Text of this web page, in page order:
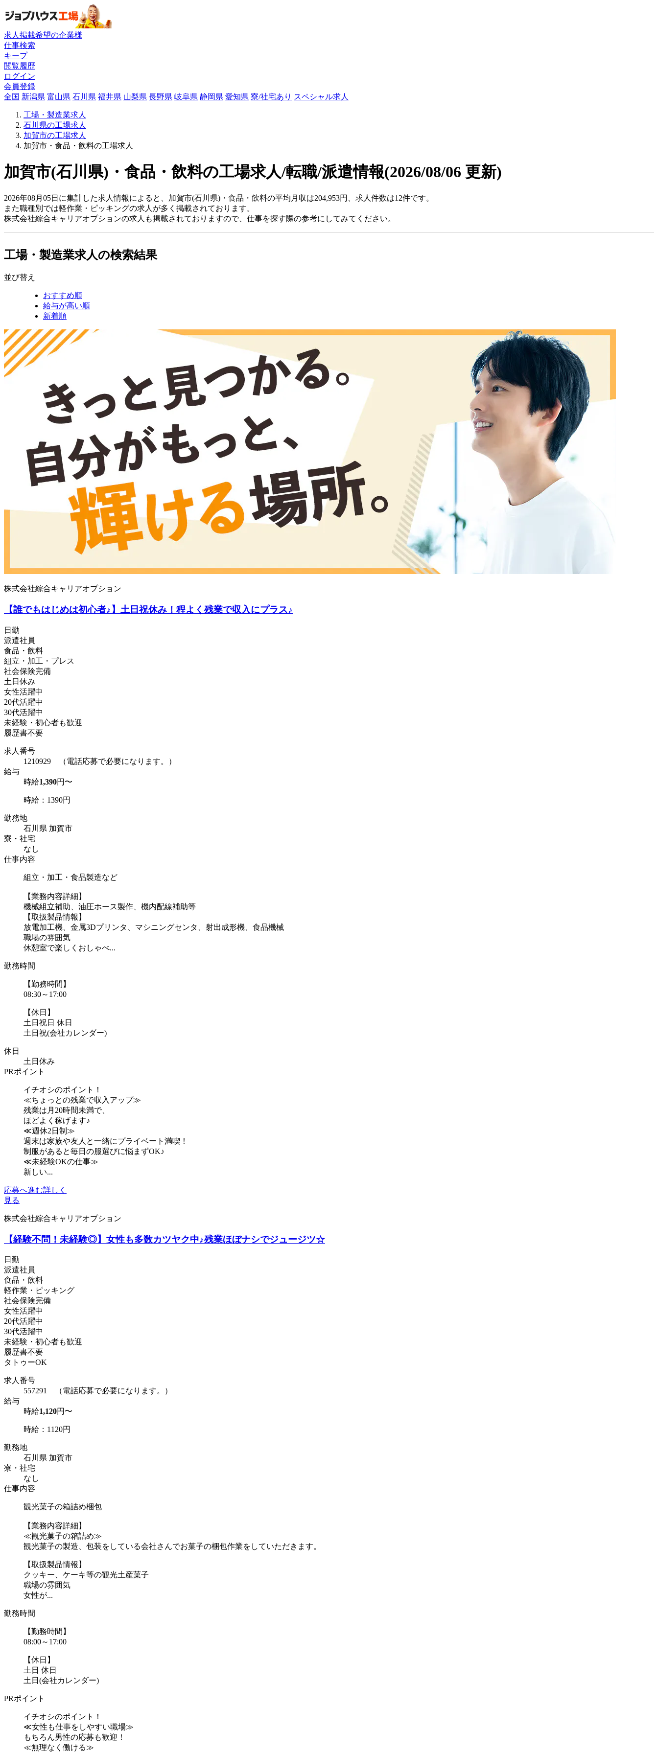
求人掲載希望の企業様
仕事検索
キープ
閲覧履歴
ログイン
会員登録
全国 新潟県 富山県 石川県 福井県 山梨県 長野県 岐阜県 静岡県 愛知県 寮/社宅あり スペシャル求人
工場・製造業求人
石川県の工場求人
加賀市の工場求人
加賀市・食品・飲料の工場求人
加賀市(石川県)・食品・飲料の工場求人/転職/派遣情報(2026/08/06 更新)
2026年08月05日に集計した求人情報によると、加賀市(石川県)・食品・飲料の平均月収は204,953円、求人件数は12件です。
また職種別では軽作業・ピッキングの求人が多く掲載されております。
株式会社綜合キャリアオプションの求人も掲載されておりますので、仕事を探す際の参考にしてみてください。
工場・製造業求人の検索結果
並び替え
おすすめ順
給与が高い順
新着順
株式会社綜合キャリアオプション
【誰でもはじめは初心者♪】土日祝休み！程よく残業で収入にプラス♪
日勤
派遣社員
食品・飲料
組立・加工・プレス
社会保険完備
土日休み
女性活躍中
20代活躍中
30代活躍中
未経験・初心者も歓迎
履歴書不要
求人番号
1210929 （電話応募で必要になります。）
給与
時給1,390円〜
時給：1390円
勤務地
石川県 加賀市
寮・社宅
なし
仕事内容
組立・加工・食品製造など
【業務内容詳細】
機械組立補助、油圧ホース製作、機内配線補助等
【取扱製品情報】
放電加工機、金属3Dプリンタ、マシニングセンタ、射出成形機、食品機械
職場の雰囲気
休憩室で楽しくおしゃべ...
勤務時間
【勤務時間】
08:30～17:00
【休日】
土日祝日 休日
土日祝(会社カレンダー)
休日
土日休み
PRポイント
イチオシのポイント！
≪ちょっとの残業で収入アップ≫
残業は月20時間未満で、
ほどよく稼げます♪
≪週休2日制≫
週末は家族や友人と一緒にプライベート満喫！
制服があると毎日の服選びに悩まずOK♪
≪未経験OKの仕事≫
新しい...
応募へ進む詳しく
見る
株式会社綜合キャリアオプション
【経験不問！未経験◎】女性も多数カツヤク中♪残業ほぼナシでジュージツ☆
日勤
派遣社員
食品・飲料
軽作業・ピッキング
社会保険完備
女性活躍中
20代活躍中
30代活躍中
未経験・初心者も歓迎
履歴書不要
タトゥーOK
求人番号
557291 （電話応募で必要になります。）
給与
時給1,120円〜
時給：1120円
勤務地
石川県 加賀市
寮・社宅
なし
仕事内容
観光菓子の箱詰め梱包
【業務内容詳細】
≪観光菓子の箱詰め≫
観光菓子の製造、包装をしている会社さんでお菓子の梱包作業をしていただきます。
【取扱製品情報】
クッキー、ケーキ等の観光土産菓子
職場の雰囲気
女性が...
勤務時間
【勤務時間】
08:00～17:00
【休日】
土日 休日
土日(会社カレンダー)
PRポイント
イチオシのポイント！
≪女性も仕事をしやすい職場≫
もちろん男性の応募も歓迎！
≪無理なく働ける≫